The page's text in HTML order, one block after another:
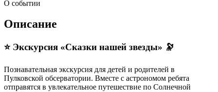
О событии
Описание
⭐️ Экскурсия «Сказки нашей звезды» 🔭
Познавательная экскурсия для детей и родителей в
Пулковской обсерватории. Вместе с астрономом ребята
отправятся в увлекательное путешествие по Солнечной